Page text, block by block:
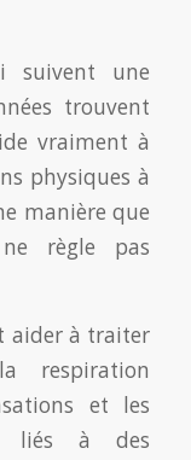
suivent une
trouvent
vraiment à
physiques à
manière que
règle pas
aider à traiter
respiration
et les
liés à des